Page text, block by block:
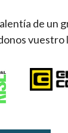
de